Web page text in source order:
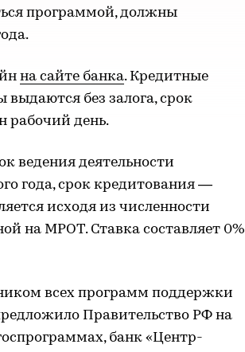
программой, должны
на сайте банка. Кредитные
без залога, срок
рабочий день.
ведения деятельности
года, срок кредитования —
исходя из численности
на МРОТ. Ставка составляет 0%
всех программ поддержки
Правительство РФ на
банк «Центр-